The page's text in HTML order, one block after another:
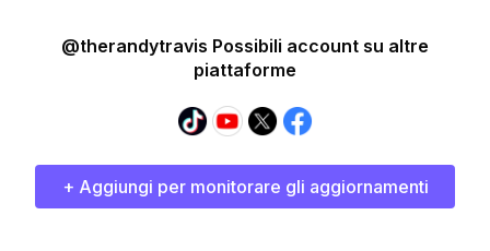
@therandytravis Possibili account su altre
piattaforme
+ Aggiungi per monitorare gli aggiornamenti